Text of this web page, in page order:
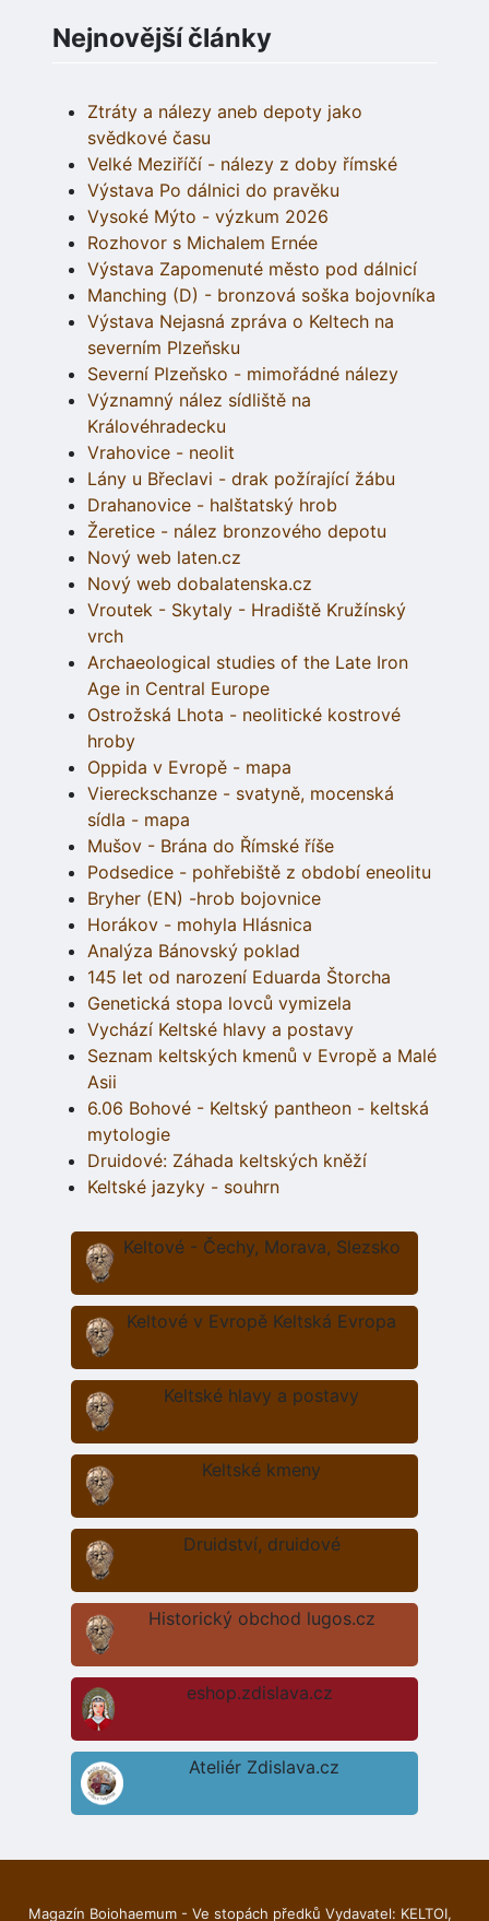
Nejnovější články
Ztráty a nálezy aneb depoty jako
svědkové času
Velké Meziříčí - nálezy z doby římské
Výstava Po dálnici do pravěku
Vysoké Mýto - výzkum 2026
Rozhovor s Michalem Ernée
Výstava Zapomenuté město pod dálnicí
Manching (D) - bronzová soška bojovníka
Výstava Nejasná zpráva o Keltech na
severním Plzeňsku
Severní Plzeňsko - mimořádné nálezy
Významný nález sídliště na
Královéhradecku
Vrahovice - neolit
Lány u Břeclavi - drak požírající žábu
Drahanovice - halštatský hrob
Žeretice - nález bronzového depotu
Nový web laten.cz
Nový web dobalatenska.cz
Vroutek - Skytaly - Hradiště Kružínský
vrch
Archaeological studies of the Late Iron
Age in Central Europe
Ostrožská Lhota - neolitické kostrové
hroby
Oppida v Evropě - mapa
Viereckschanze - svatyně, mocenská
sídla - mapa
Mušov - Brána do Římské říše
Podsedice - pohřebiště z období eneolitu
Bryher (EN) -hrob bojovnice
Horákov - mohyla Hlásnica
Analýza Bánovský poklad
145 let od narození Eduarda Štorcha
Genetická stopa lovců vymizela
Vychází Keltské hlavy a postavy
Seznam keltských kmenů v Evropě a Malé
Asii
6.06 Bohové - Keltský pantheon - keltská
mytologie
Druidové: Záhada keltských kněží
Keltské jazyky - souhrn
Keltové - Čechy, Morava, Slezsko
Keltové v Evropě Keltská Evropa
Keltské hlavy a postavy
Keltské kmeny
Druidství, druidové
Historický obchod lugos.cz
eshop.zdislava.cz
Ateliér Zdislava.cz
Magazín Boiohaemum - Ve stopách předků Vydavatel: KELTOI,